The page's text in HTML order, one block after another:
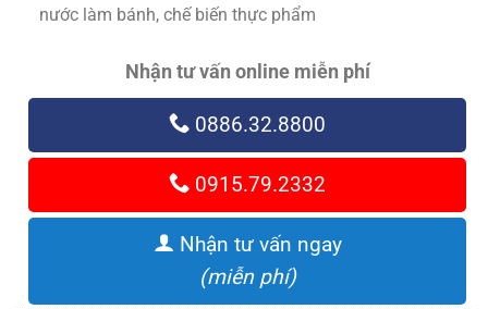
nước làm bánh, chế biến thực phẩm
Nhận tư vấn online miễn phí
0886.32.8800
0915.79.2332
Nhận tư vấn ngay
(miễn phí)